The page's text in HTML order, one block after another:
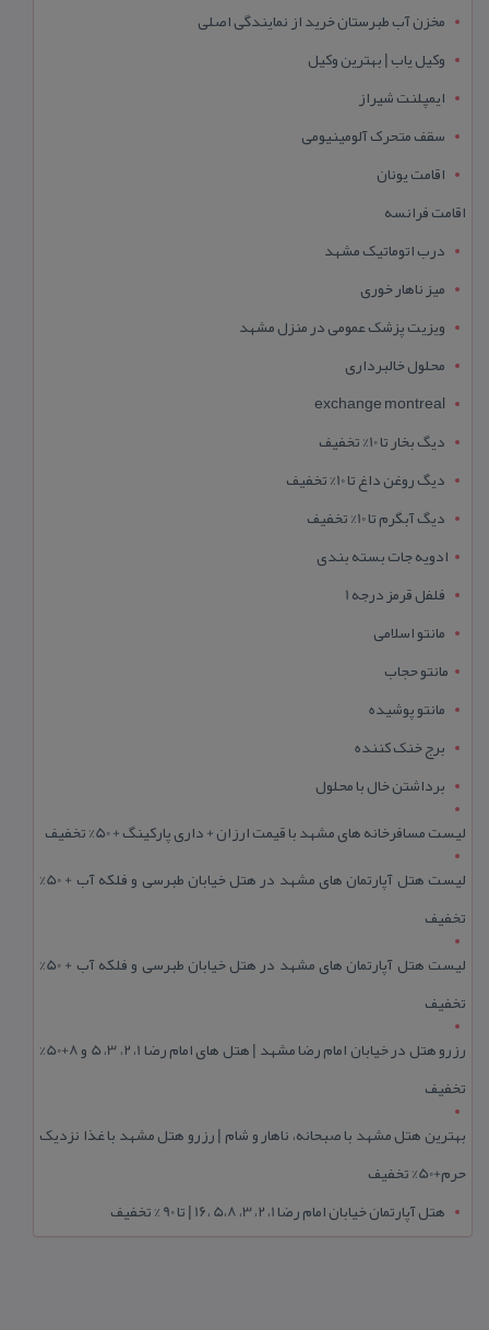
مخزن آب طبرستان خرید از نمایندگی اصلی
وکیل یاب | بهترین وکیل
ایمپلنت شیراز
سقف متحرک آلومینیومی
اقامت یونان
اقامت فرانسه
درب اتوماتیک مشهد
میز ناهار خوری
ویزیت پزشک عمومی در منزل مشهد
محلول خالبرداری
exchange montreal
دیگ بخار تا 10% تخفیف
دیگ روغن داغ تا 10% تخفیف
دیگ آبگرم تا 10% تخفیف
ادویه جات بسته بندی
فلفل قرمز درجه 1
مانتو اسلامی
مانتو حجاب
مانتو پوشیده
برج خنک کننده
برداشتن خال با محلول
لیست مسافرخانه های مشهد با قیمت ارزان + داری پارکینگ + 50% تخفیف
لیست هتل آپارتمان های مشهد در هتل خیابان طبرسی و فلکه آب + 50%
تخفیف
لیست هتل آپارتمان های مشهد در هتل خیابان طبرسی و فلکه آب + 50%
تخفیف
رزرو هتل در خیابان امام رضا مشهد | هتل‌ های امام رضا 1، 2، 3، 5 و 8+50%
تخفیف
بهترین هتل مشهد با صبحانه، ناهار و شام | رزرو هتل مشهد با غذا نزدیک
حرم+50% تخفیف
هتل آپارتمان خیابان امام رضا 1، 2، 3، 5،8 ،16 | تا 90 % تخفیف